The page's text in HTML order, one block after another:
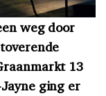
weg door
13
ging er